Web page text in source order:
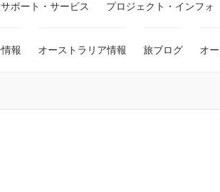
ポート・サービス プロジェクト・インフォ
報 オーストラリア情報 旅ブログ オ